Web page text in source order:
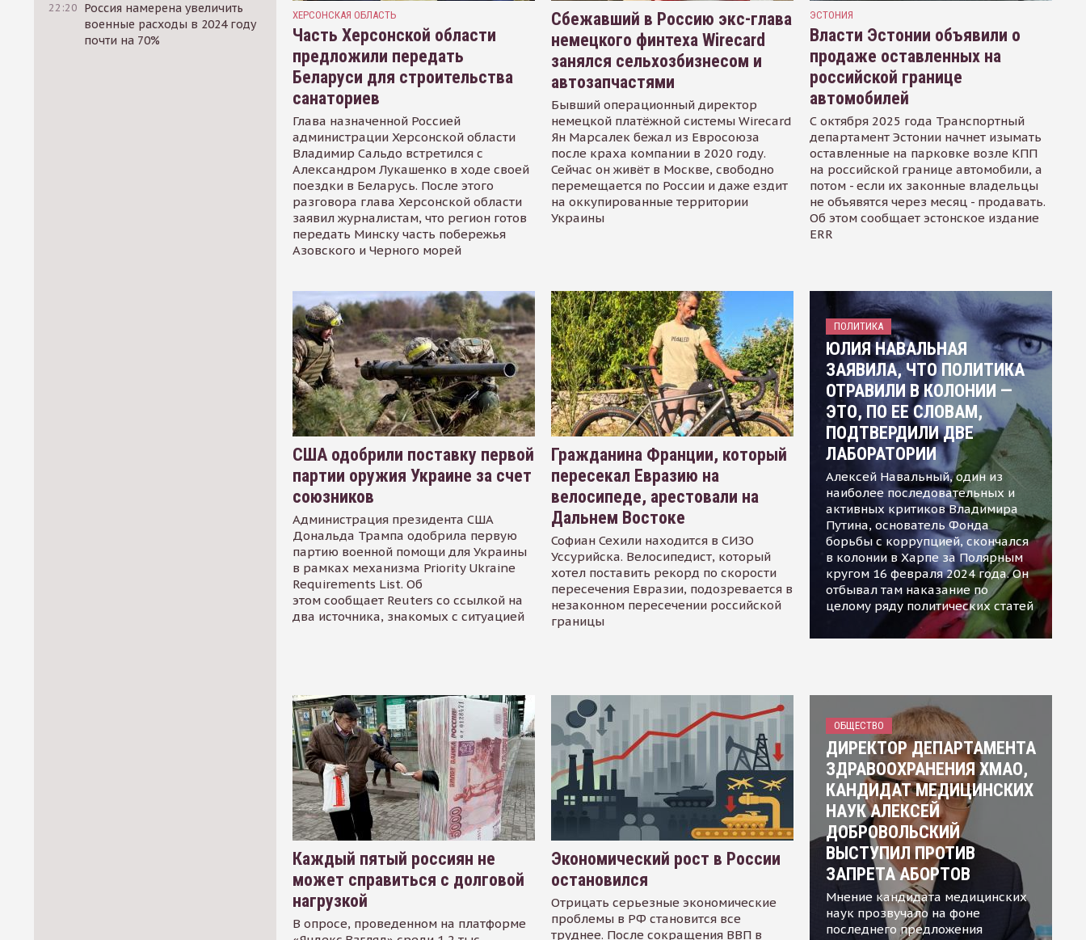
22:20 Россия намерена увеличить
военные расходы в 2024 году
почти на 70%
ХЕРСОНСКАЯ ОБЛАСТЬ
Часть Херсонской области
предложили передать
Беларуси для строительства
санаториев
Глава назначенной Россией
администрации Херсонской области
Владимир Сальдо встретился с
Александром Лукашенко в ходе своей
поездки в Беларусь. После этого
разговора глава Херсонской области
заявил журналистам, что регион готов
передать Минску часть побережья
Азовского и Черного морей
Сбежавший в Россию экс-глава
немецкого финтеха Wirecard
занялся сельхозбизнесом и
автозапчастями
Бывший операционный директор
немецкой платёжной системы Wirecard
Ян Марсалек бежал из Евросоюза
после краха компании в 2020 году.
Сейчас он живёт в Москве, свободно
перемещается по России и даже ездит
на оккупированные территории
Украины
ЭСТОНИЯ
Власти Эстонии объявили о
продаже оставленных на
российской границе
автомобилей
С октября 2025 года Транспортный
департамент Эстонии начнет изымать
оставленные на парковке возле КПП
на российской границе автомобили, а
потом - если их законные владельцы
не объявятся через месяц - продавать.
Об этом сообщает эстонское издание
ERR
США одобрили поставку первой
партии оружия Украине за счет
союзников
Администрация президента США
Дональда Трампа одобрила первую
партию военной помощи для Украины
в рамках механизма Priority Ukraine
Requirements List. Об
этом сообщает Reuters со ссылкой на
два источника, знакомых с ситуацией
Гражданина Франции, который
пересекал Евразию на
велосипеде, арестовали на
Дальнем Востоке
Софиан Сехили находится в СИЗО
Уссурийска. Велосипедист, который
хотел поставить рекорд по скорости
пересечения Евразии, подозревается в
незаконном пересечении российской
границы
ПОЛИТИКА
ЮЛИЯ НАВАЛЬНАЯ
ЗАЯВИЛА, ЧТО ПОЛИТИКА
ОТРАВИЛИ В КОЛОНИИ —
ЭТО, ПО ЕЕ СЛОВАМ,
ПОДТВЕРДИЛИ ДВЕ
ЛАБОРАТОРИИ
Алексей Навальный, один из
наиболее последовательных и
активных критиков Владимира
Путина, основатель Фонда
борьбы с коррупцией, скончался
в колонии в Харпе за Полярным
кругом 16 февраля 2024 года. Он
отбывал там наказание по
целому ряду политических статей
Каждый пятый россиян не
может справиться с долговой
нагрузкой
В опросе, проведенном на платформе
Экономический рост в России
остановился
Отрицать серьезные экономические
проблемы в РФ становится все
труднее. После сокращения ВВП в
ОБЩЕСТВО
ДИРЕКТОР ДЕПАРТАМЕНТА
ЗДРАВООХРАНЕНИЯ ХМАО,
КАНДИДАТ МЕДИЦИНСКИХ
НАУК АЛЕКСЕЙ
ДОБРОВОЛЬСКИЙ
ВЫСТУПИЛ ПРОТИВ
ЗАПРЕТА АБОРТОВ
Мнение кандидата медицинских
наук прозвучало на фоне
последнего предложения